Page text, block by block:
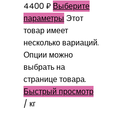
4400₽ Выберите
параметры Этот
товар имеет
несколько вариаций.
Опции можно
выбрать на
странице товара.
Быстрый просмотр
/ кг